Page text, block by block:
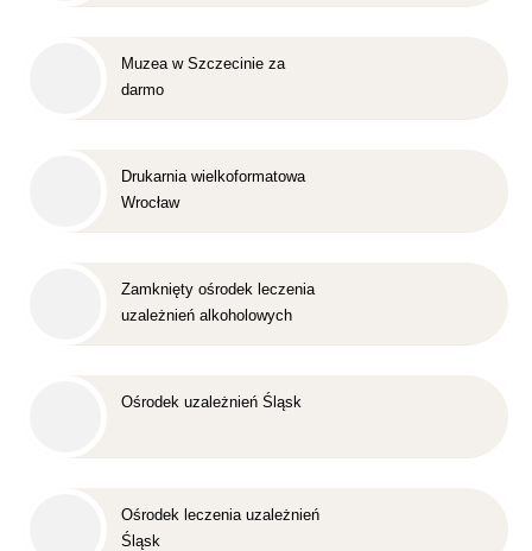
Muzea w Szczecinie za
darmo
Drukarnia wielkoformatowa
Wrocław
Zamknięty ośrodek leczenia
uzależnień alkoholowych
Ośrodek uzależnień Śląsk
Ośrodek leczenia uzależnień
Śląsk